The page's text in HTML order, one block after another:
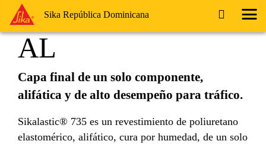
Sika República Dominicana
Sikalastic®-735
AL
Capa final de un solo componente,
alifática y de alto desempeño para tráfico.
Sikalastic® 735 es un revestimiento de poliuretano
elastomérico, alifático, cura por humedad, de un solo